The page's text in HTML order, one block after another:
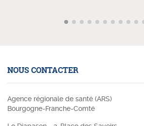
NOUS CONTACTER
Agence régionale de santé (ARS)
Bourgogne-Franche-Comté